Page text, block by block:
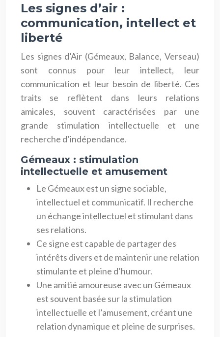
Les signes d’air :
communication, intellect et
liberté
Les signes d’Air (Gémeaux, Balance, Verseau)
sont connus pour leur intellect, leur
communication et leur besoin de liberté. Ces
traits se reflètent dans leurs relations
amicales, souvent caractérisées par une
grande stimulation intellectuelle et une
recherche d’indépendance.
Gémeaux : stimulation
intellectuelle et amusement
Le Gémeaux est un signe sociable,
intellectuel et communicatif. Il recherche
un échange intellectuel et stimulant dans
ses relations.
Ce signe est capable de partager des
intérêts divers et de maintenir une relation
stimulante et pleine d’humour.
Une amitié amoureuse avec un Gémeaux
est souvent basée sur la stimulation
intellectuelle et l’amusement, créant une
relation dynamique et pleine de surprises.